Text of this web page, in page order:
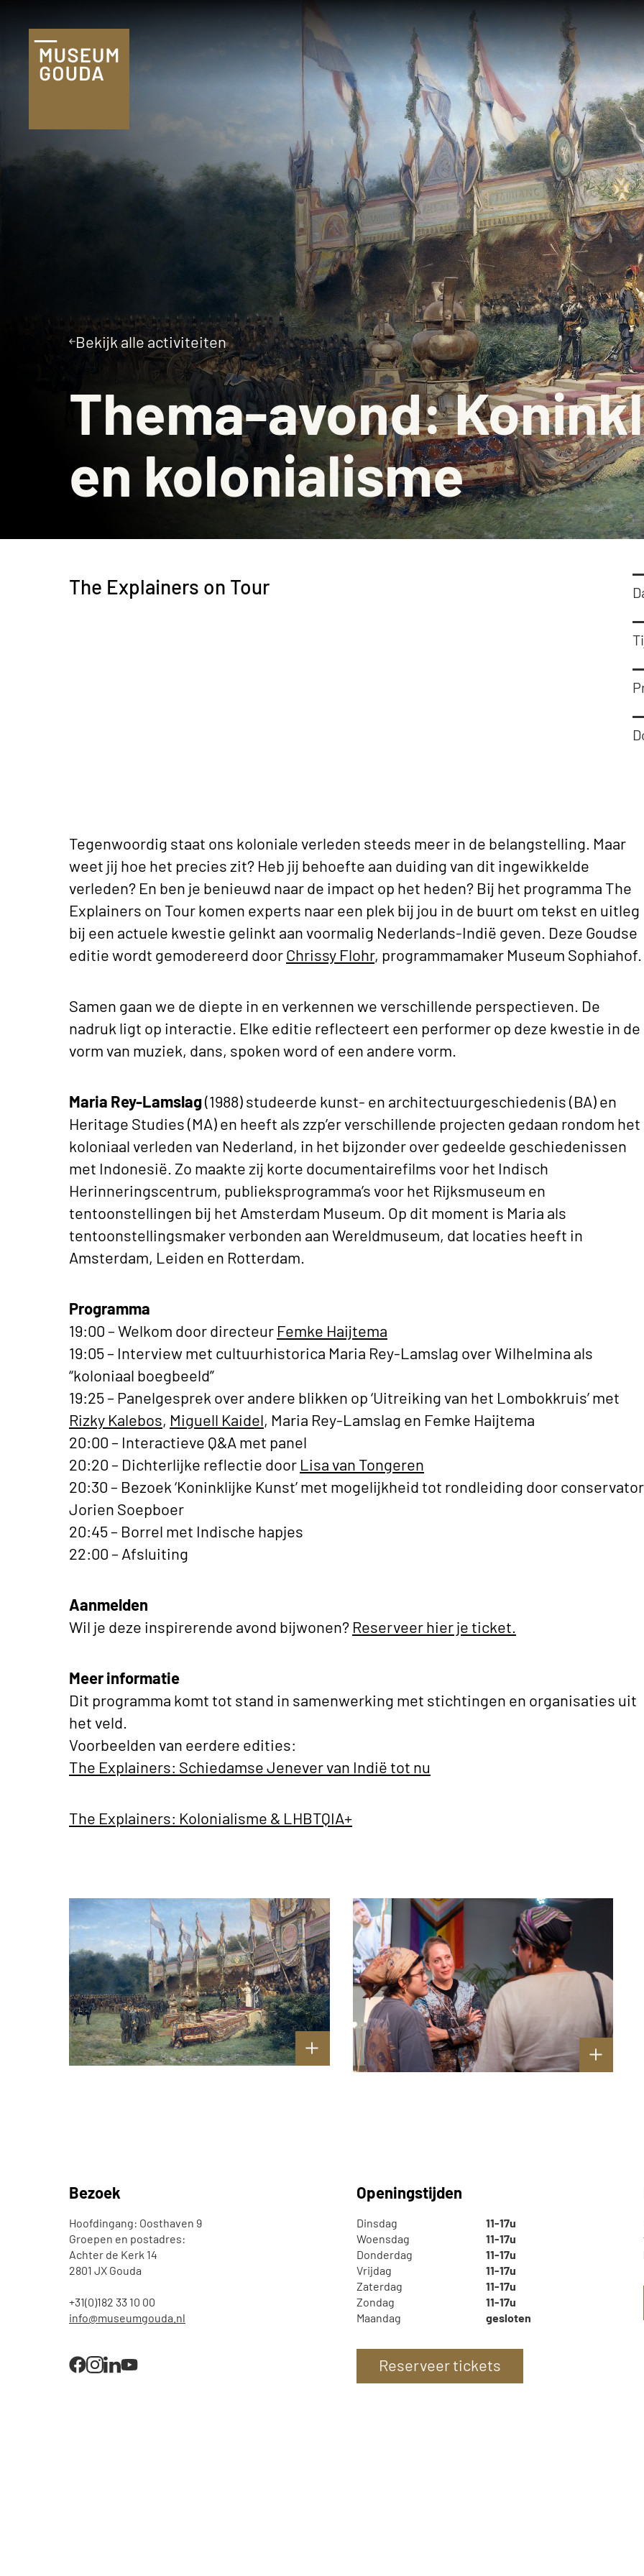
Praktische
informatie
Familie & kinderen
Onderwijs
Groepen
Museumshop
Museumcafé
Te zien en te
doen
Tentoonstellingen
Activiteiten
Over
Zoek
Plateel
School
Bekijk alle activiteiten
Thema-avond:
en kolonialisme
The Explainers on Tour
Tegenwoordig staat ons koloniale verleden steeds meer in de belangstelling. Maar
weet jij hoe het precies zit? Heb jij behoefte aan duiding van dit ingewikkelde
verleden? En ben je benieuwd naar de impact op het heden? Bij het programma The
Explainers on Tour komen experts naar een plek bij jou in de buurt om tekst en uitleg
bij een actuele kwestie gelinkt aan voormalig Nederlands-Indië geven. Deze Goudse
editie wordt gemodereerd doorChrissy Flohr, programmamaker Museum Sophiahof.
Samen gaan we de diepte in en verkennen we verschillende perspectieven. De
nadruk ligt op interactie. Elke editie reflecteert een performer op deze kwestie in de
vorm van muziek, dans, spoken word of een andere vorm.
Maria Rey-Lamslag(1988) studeerde kunst- en architectuurgeschiedenis (BA) en
Heritage Studies (MA) en heeft als zzp’er verschillende projecten gedaan rondom het
koloniaal verleden van Nederland, in het bijzonder over gedeelde geschiedenissen
met Indonesië. Zo maakte zij korte documentairefilms voor het Indisch
Herinneringscentrum, publieksprogramma’s voor het Rijksmuseum en
tentoonstellingen bij het Amsterdam Museum. Op dit moment is Maria als
tentoonstellingsmaker verbonden aan Wereldmuseum, dat locaties heeft in
Amsterdam, Leiden en Rotterdam.
Programma
19:00 – Welkom door directeur Femke Haijtema
19:05 – Interview met cultuurhistorica Maria Rey-Lamslag over Wilhelmina als
“koloniaal boegbeeld”
19:25 – Panelgesprek over andere blikken op ‘Uitreiking van het Lombokkruis’ met
Rizky Kalebos, Miguell Kaidel, Maria Rey-Lamslag en Femke Haijtema
20:00 – Interactieve Q&A met panel
20:20 – Dichterlijke reflectie door Lisa van Tongeren
20:30 – Bezoek ‘Koninklijke Kunst’ met mogelijkheid tot rondleiding door conservator
Jorien Soepboer
20:45 – Borrel met Indische hapjes
22:00 – Afsluiting
Aanmelden
Wil je deze inspirerende avond bijwonen? Reserveer hier je ticket.
Meer informatie
Dit programma komt tot stand in samenwerking met stichtingen en organisaties uit
het veld.
Voorbeelden van eerdere edities:
The Explainers: Schiedamse Jenever van Indië tot nu
The Explainers: Kolonialisme & LHBTQIA+
Bezoek
Hoofdingang: Oosthaven 9
Groepen en postadres:
Achter de Kerk 14
2801 JX Gouda
+31(0)182 33 10 00
info@museumgouda.nl
Openingstijden
Dinsdag
11-17u
Woensdag
11-17u
Donderdag
11-17u
Vrijdag
11-17u
Zaterdag
11-17u
Zondag
11-17u
Maandag
gesloten
Reserveer tickets